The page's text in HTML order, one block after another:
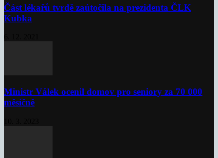
Část lékařů tvrdě zaútočila na prezidenta ČLK
Kubka
Ministr Válek ocenil domov pro seniory za 70 000
měsíčně